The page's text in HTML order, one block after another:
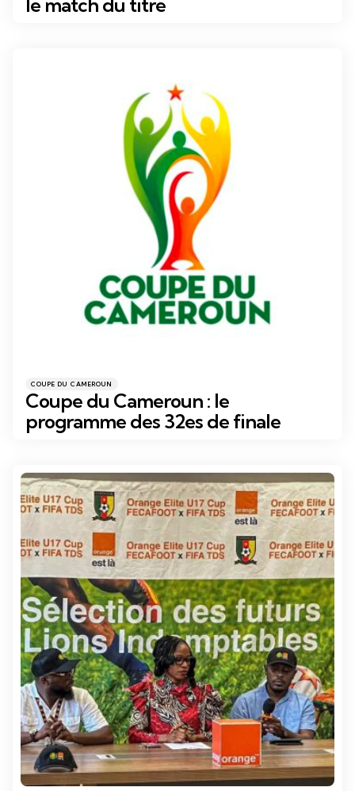
le match du titre
Catégories
Posté
dans
COUPE DU CAMEROUN
Coupe du Cameroun : le
programme des 32es de finale